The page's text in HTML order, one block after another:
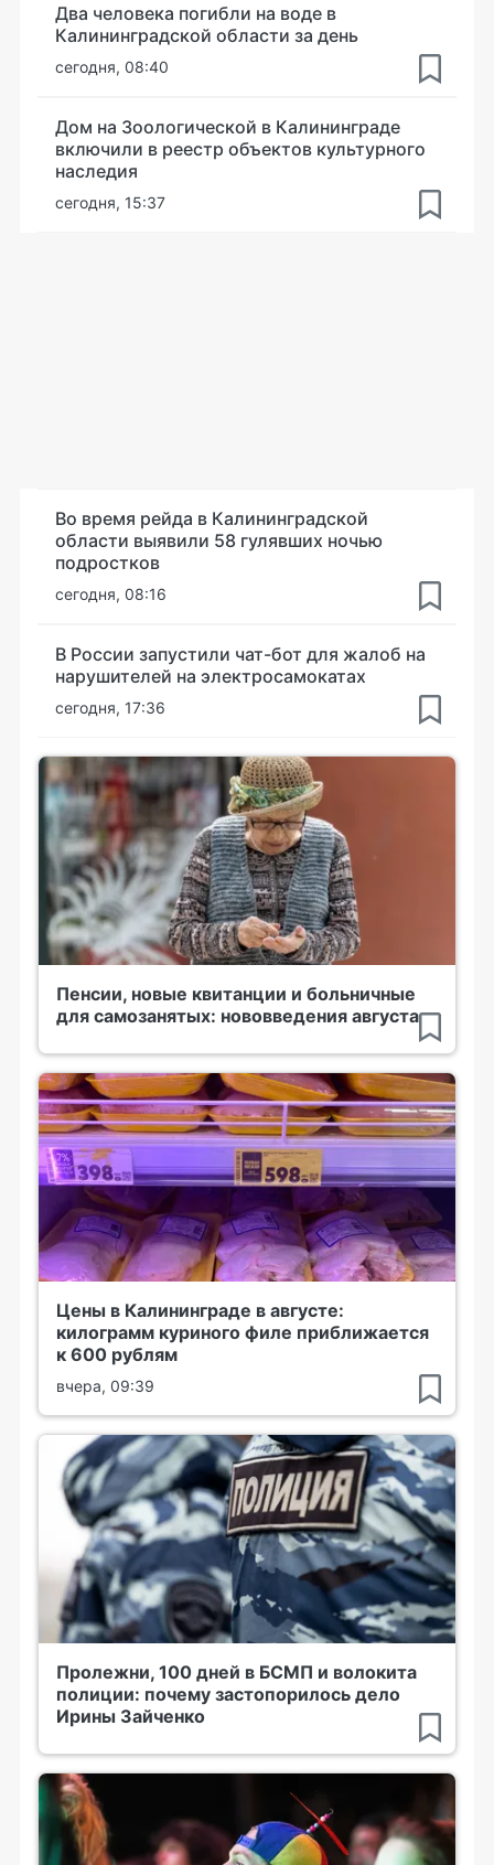
Два человека погибли на воде в
Калининградской области за день
сегодня, 08:40
Дом на Зоологической в Калининграде
включили в реестр объектов культурного
наследия
сегодня, 15:37
Во время рейда в Калининградской
области выявили 58 гулявших ночью
подростков
сегодня, 08:16
В России запустили чат-бот для жалоб на
нарушителей на электросамокатах
сегодня, 17:36
Пенсии, новые квитанции и больничные
для самозанятых: нововведения августа
Цены в Калининграде в августе:
килограмм куриного филе приближается
к 600 рублям
вчера, 09:39
Пролежни, 100 дней в БСМП и волокита
полиции: почему застопорилось дело
Ирины Зайченко